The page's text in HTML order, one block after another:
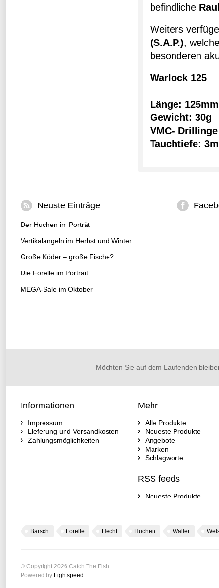
befindliche
Weiters
(S.A.P.),
besonderen
Warlock 125
Länge: 125mm
Gewicht: 30g
VMC- Drillinge
Tauchtiefe: 3m
Neuste Einträge
Der Huchen im Porträt
Vertikalangeln im Herbst und Winter
Große Köder – große Fische?
Die Forelle im Portrait
MEGA-Sale im Oktober
Möchten Sie auf dem Laufenden
Informationen
Impressum
Lieferung und Versandkosten
Zahlungsmöglichkeiten
Mehr
Alle Produkte
Neueste Produkte
Angebote
Marken
Schlagworte
RSS feeds
Neueste Produkte
Barsch Forelle Hecht Huchen Waller
© Copyright 2026 Catch The Fish
Powered by Lightspeed